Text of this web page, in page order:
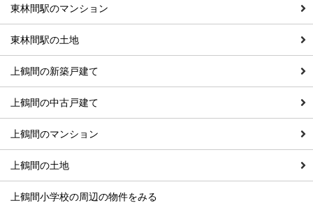
東林間駅のマンション
東林間駅の土地
上鶴間の新築戸建て
上鶴間の中古戸建て
上鶴間のマンション
上鶴間の土地
上鶴間小学校の周辺の物件をみる